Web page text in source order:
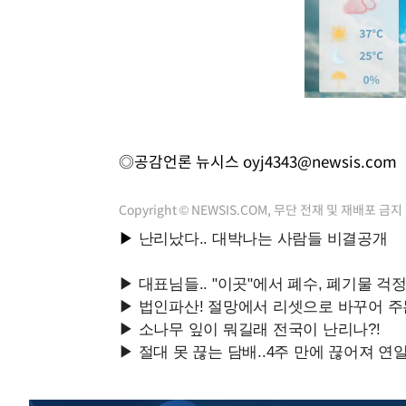
◎공감언론 뉴시스 oyj4343@newsis.com
Copyright © NEWSIS.COM, 무단 전재 및 재배포 금지